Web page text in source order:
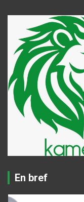
En bref